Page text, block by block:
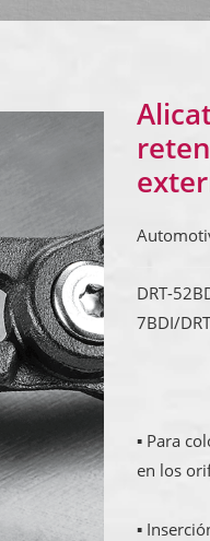
DRT-
7BDI/
▪ Para
en los
▪